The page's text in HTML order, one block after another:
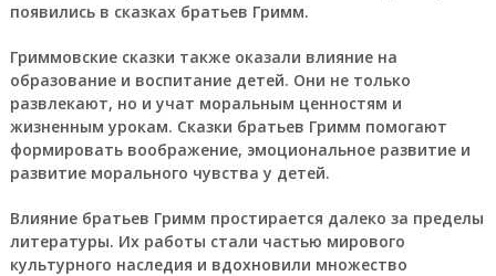
появились в сказках братьев Гримм.
Гриммовские сказки также оказали влияние на
образование и воспитание детей. Они не только
развлекают, но и учат моральным ценностям и
жизненным урокам. Сказки братьев Гримм помогают
формировать воображение, эмоциональное развитие и
развитие морального чувства у детей.
Влияние братьев Гримм простирается далеко за пределы
литературы. Их работы стали частью мирового
культурного наследия и вдохновили множество